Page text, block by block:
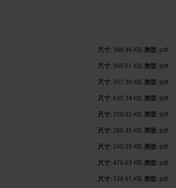
尺寸:348.46 KB, 类型:pdf
尺寸:345.01 KB, 类型:pdf
尺寸:351.39 KB, 类型:pdf
尺寸:635.34 KB, 类型:pdf
尺寸:350.92 KB, 类型:pdf
尺寸:286.35 KB, 类型:pdf
尺寸:240.59 KB, 类型:pdf
尺寸:476.03 KB, 类型:pdf
尺寸:338.91 KB, 类型:pdf